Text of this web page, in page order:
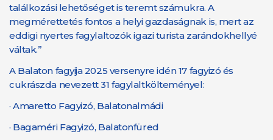
találkozási lehetőséget is teremt számukra. A
megmérettetés fontos a helyi gazdaságnak is, mert az
eddigi nyertes fagylaltozók igazi turista zarándokhellyé
váltak.”
A Balaton fagyija 2025 versenyre idén 17 fagyizó és
cukrászda nevezett 31 fagylaltkölteményel:
·Amaretto Fagyizó, Balatonalmádi
· Bagaméri Fagyizó, Balatonfüred